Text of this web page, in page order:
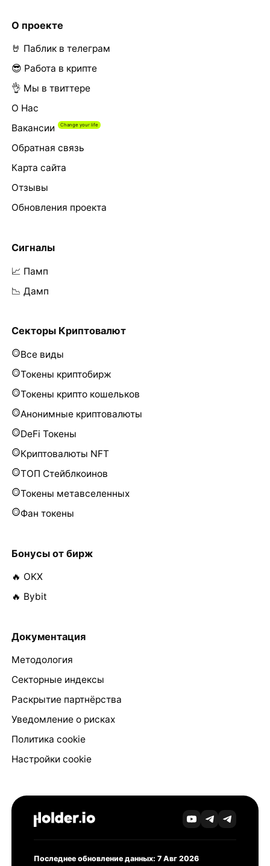
О проекте
🤘 Паблик в телеграм
😎 Работа в крипте
👌 Мы в твиттере
О Нас
Вакансии
Обратная связь
Карта сайта
Отзывы
Обновления проекта
Сигналы
📈 Памп
📉 Дамп
Секторы Криптовалют
Все виды
Токены криптобирж
Токены крипто кошельков
Анонимные криптовалюты
DeFi Токены
Криптовалюты NFT
ТОП Стейблкоинов
Токены метавселенных
Фан токены
Бонусы от бирж
🔥 OKX
🔥 Bybit
Документация
Методология
Секторные индексы
Раскрытие партнёрства
Уведомление о рисках
Политика cookie
Настройки cookie
Последнее обновление данных: 7 Авг 2026